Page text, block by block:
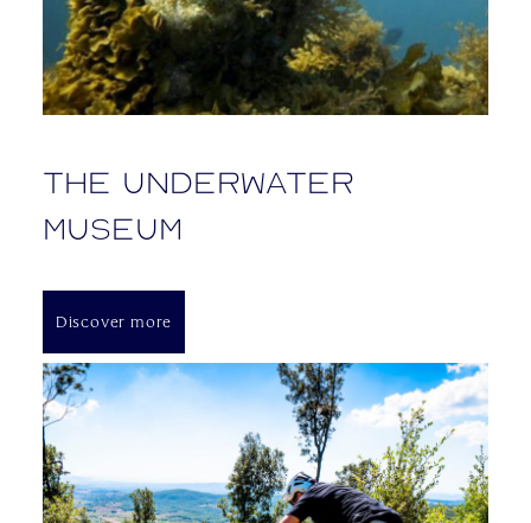
The underwater
museum
Discover more